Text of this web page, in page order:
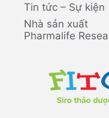
Tin tức – Sự kiện
Nhà sản xuất
Pharmalife